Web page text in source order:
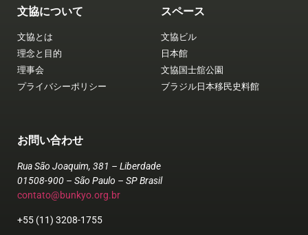
文協について
文協とは
理念と目的
理事会
プライバシーポリシー
スペース
文協ビル
日本館
文協国士舘公園
ブラジル日本移民史料館
お問い合わせ
Rua São Joaquim, 381 – Liberdade
01508-900 – São Paulo – SP Brasil
contato@bunkyo.org.br
+55 (11) 3208-1755